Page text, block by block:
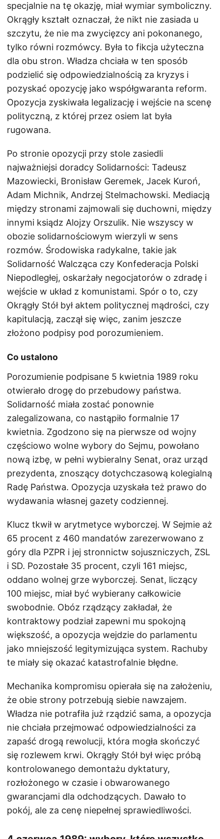
specjalnie na tę okazję, miał wymiar symboliczny.
Okrągły kształt oznaczał, że nikt nie zasiada u
szczytu, że nie ma zwycięzcy ani pokonanego,
tylko równi rozmówcy. Była to fikcja użyteczna
dla obu stron. Władza chciała w ten sposób
podzielić się odpowiedzialnością za kryzys i
pozyskać opozycję jako współgwaranta reform.
Opozycja zyskiwała legalizację i wejście na scenę
polityczną, z której przez osiem lat była
rugowana.
Po stronie opozycji przy stole zasiedli
najważniejsi doradcy Solidarności: Tadeusz
Mazowiecki, Bronisław Geremek, Jacek Kuroń,
Adam Michnik, Andrzej Stelmachowski. Mediacją
między stronami zajmowali się duchowni, między
innymi ksiądz Alojzy Orszulik. Nie wszyscy w
obozie solidarnościowym wierzyli w sens
rozmów. Środowiska radykalne, takie jak
Solidarność Walcząca czy Konfederacja Polski
Niepodległej, oskarżały negocjatorów o zdradę i
wejście w układ z komunistami. Spór o to, czy
Okrągły Stół był aktem politycznej mądrości, czy
kapitulacją, zaczął się więc, zanim jeszcze
złożono podpisy pod porozumieniem.
Co ustalono
Porozumienie podpisane 5 kwietnia 1989 roku
otwierało drogę do przebudowy państwa.
Solidarność miała zostać ponownie
zalegalizowana, co nastąpiło formalnie 17
kwietnia. Zgodzono się na pierwsze od wojny
częściowo wolne wybory do Sejmu, powołano
nową izbę, w pełni wybieralny Senat, oraz urząd
prezydenta, znoszący dotychczasową kolegialną
Radę Państwa. Opozycja uzyskała też prawo do
wydawania własnej gazety codziennej.
Klucz tkwił w arytmetyce wyborczej. W Sejmie aż
65 procent z 460 mandatów zarezerwowano z
góry dla PZPR i jej stronnictw sojuszniczych, ZSL
i SD. Pozostałe 35 procent, czyli 161 miejsc,
oddano wolnej grze wyborczej. Senat, liczący
100 miejsc, miał być wybierany całkowicie
swobodnie. Obóz rządzący zakładał, że
kontraktowy podział zapewni mu spokojną
większość, a opozycja wejdzie do parlamentu
jako mniejszość legitymizująca system. Rachuby
te miały się okazać katastrofalnie błędne.
Mechanika kompromisu opierała się na założeniu,
że obie strony potrzebują siebie nawzajem.
Władza nie potrafiła już rządzić sama, a opozycja
nie chciała przejmować odpowiedzialności za
zapaść drogą rewolucji, która mogła skończyć
się rozlewem krwi. Okrągły Stół był więc próbą
kontrolowanego demontażu dyktatury,
rozłożonego w czasie i obwarowanego
gwarancjami dla odchodzących. Dawało to
pokój, ale za cenę niepełnej sprawiedliwości.